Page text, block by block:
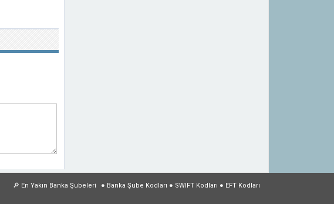
● Banka Şube Kodları ● SWIFT Kodları ● EFT Kodları
🔎 En Yakın Banka Şubeleri